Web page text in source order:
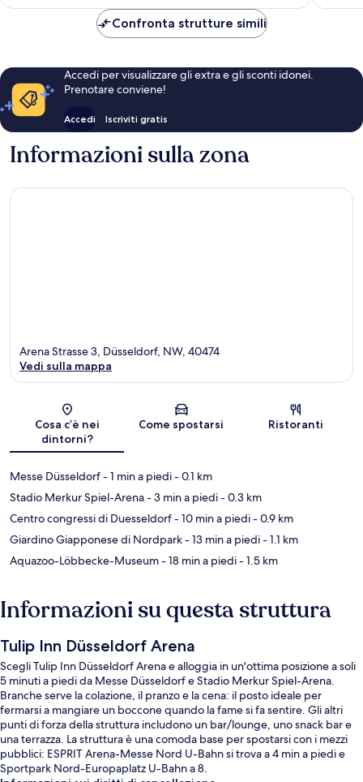
102 €
Confronta strutture simili
Accedi per visualizzare gli extra e gli sconti idonei.
Prenotare conviene!
Accedi Iscriviti gratis
Informazioni sulla zona
Mappa
Arena Strasse 3, Düsseldorf, NW, 40474
Vedi sulla mappa
Cosa c’è nei
dintorni?
Come spostarsi Ristoranti
Messe Düsseldorf- 1 min a piedi- 0.1 km
Stadio Merkur Spiel-Arena- 3 min a piedi- 0.3 km
Centro congressi di Duesseldorf- 10 min a piedi- 0.9 km
Giardino Giapponese di Nordpark- 13 min a piedi- 1.1 km
Aquazoo-Löbbecke-Museum- 18 min a piedi- 1.5 km
Informazioni su questa struttura
Tulip Inn Düsseldorf Arena
Scegli Tulip Inn Düsseldorf Arena e alloggia in un'ottima posizione a soli
5 minuti a piedi da Messe Düsseldorf e Stadio Merkur Spiel-Arena.
Branche serve la colazione, il pranzo e la cena: il posto ideale per
fermarsi a mangiare un boccone quando la fame si fa sentire. Gli altri
punti di forza della struttura includono un bar/lounge, uno snack bar e
una terrazza. La struttura è una comoda base per spostarsi con i mezzi
pubblici: ESPRIT Arena-Messe Nord U-Bahn si trova a 4 min a piedi e
Sportpark Nord-Europaplatz U-Bahn a 8.